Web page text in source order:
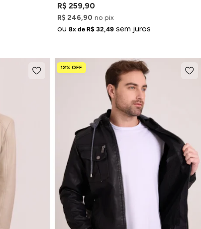
R$ 259,90
R$ 246,90 no pix
ou8x de R$ 32,49 sem juros
12% OFF